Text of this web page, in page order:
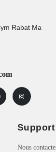
Rabat Ma
Support
Nous